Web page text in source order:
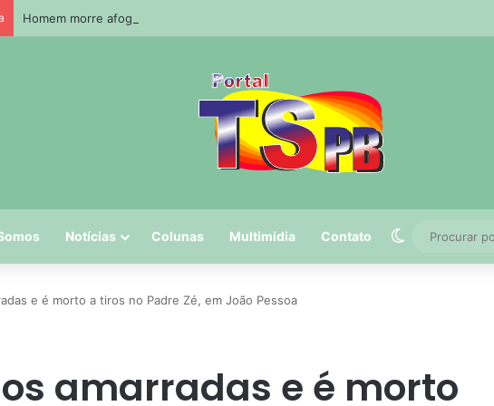
Homem morre afogado durante pescaria em açude no agreste paraibano
Notícias Colunas Multimidia Contato Switch skin
e é morto a tiros no Padre Zé, em João Pessoa
amarradas e é morto